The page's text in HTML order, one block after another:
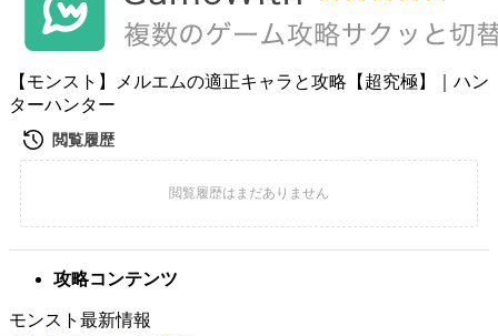
【モンスト】メルエムの適正キャラと攻略【超究極】｜ハン
ターハンター
攻略コンテンツ
モンスト最新情報